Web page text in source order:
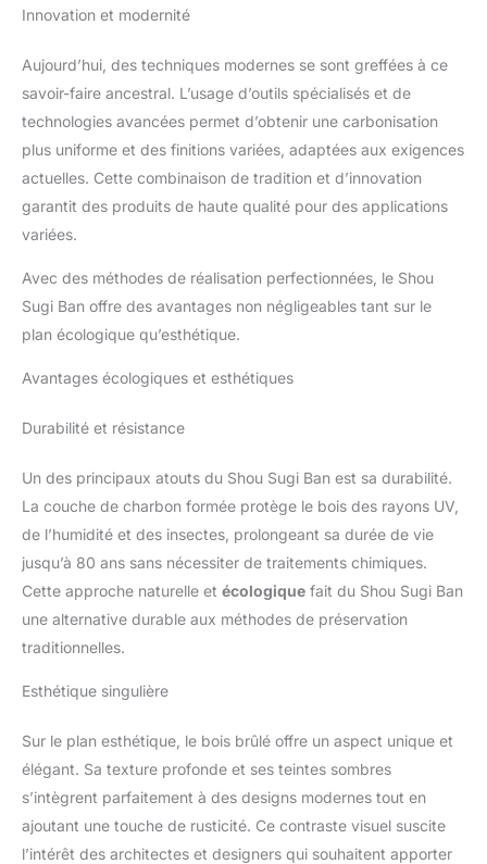
Innovation et modernité
Aujourd’hui, des techniques modernes se sont greffées à ce
savoir-faire ancestral. L’usage d’outils spécialisés et de
technologies avancées permet d’obtenir une carbonisation
plus uniforme et des finitions variées, adaptées aux exigences
actuelles. Cette combinaison de tradition et d’innovation
garantit des produits de haute qualité pour des applications
variées.
Avec des méthodes de réalisation perfectionnées, le Shou
Sugi Ban offre des avantages non négligeables tant sur le
plan écologique qu’esthétique.
Avantages écologiques et esthétiques
Durabilité et résistance
Un des principaux atouts du Shou Sugi Ban est sa durabilité.
La couche de charbon formée protège le bois des rayons UV,
de l’humidité et des insectes, prolongeant sa durée de vie
jusqu’à 80 ans sans nécessiter de traitements chimiques.
Cette approche naturelle et écologique fait du Shou Sugi Ban
une alternative durable aux méthodes de préservation
traditionnelles.
Esthétique singulière
Sur le plan esthétique, le bois brûlé offre un aspect unique et
élégant. Sa texture profonde et ses teintes sombres
s’intègrent parfaitement à des designs modernes tout en
ajoutant une touche de rusticité. Ce contraste visuel suscite
l’intérêt des architectes et designers qui souhaitent apporter